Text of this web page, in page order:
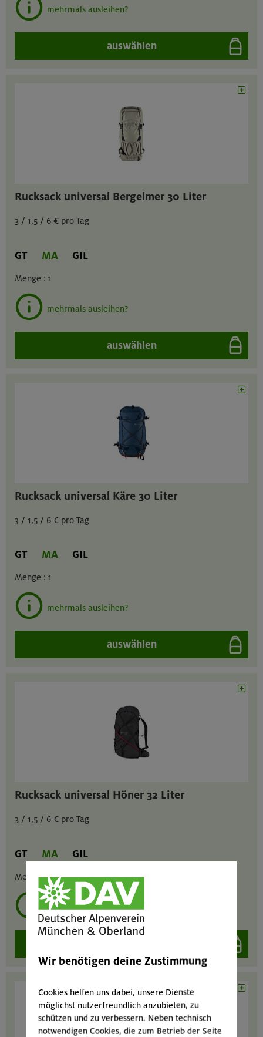
mehrmals ausleihen?
auswählen
Rucksack universal Bergelmer 30 Liter
3 / 1,5 / 6 € pro Tag
GT MA GIL
Menge : 1
mehrmals ausleihen?
auswählen
Rucksack universal Käre 30 Liter
3 / 1,5 / 6 € pro Tag
GT MA GIL
Menge : 1
mehrmals ausleihen?
auswählen
Rucksack universal Höner 32 Liter
3 / 1,5 / 6 € pro Tag
GT MA GIL
Menge :1
mehrmals ausleihen?
Wir benötigen deine Zustimmung
Cookies helfen uns dabei, unsere Dienste
möglichst nutzerfreundlich anzubieten, zu
schützen und zu verbessern. Neben technisch
notwendigen Cookies, die zum Betrieb der Seite